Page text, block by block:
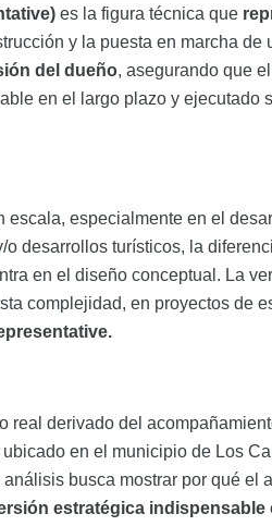
es la figura técnica que
y la puesta en marcha de
del dueño, asegurando que
en el largo plazo y ejecutado
especialmente en el
desarrollos turísticos, la
en el diseño conceptual. La
complejidad, en proyectos de
real derivado del
en el municipio de Los
busca mostrar por qué el
estratégica indispensable